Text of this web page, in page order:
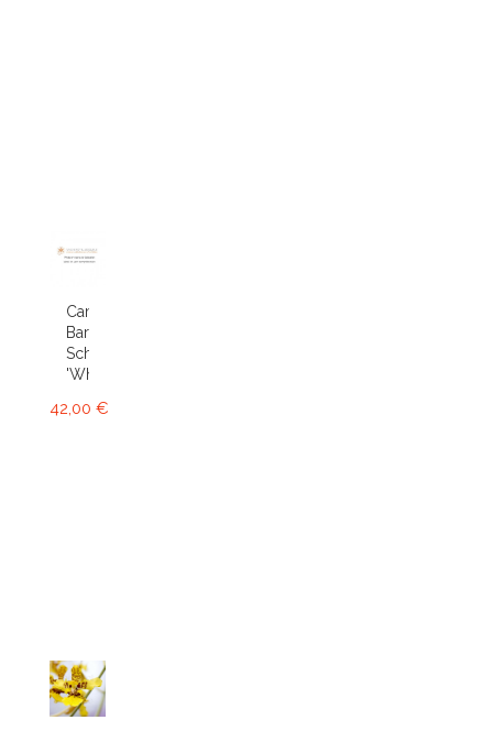
Cambria
Bartley
Schwartz
'White'...
42,00 €